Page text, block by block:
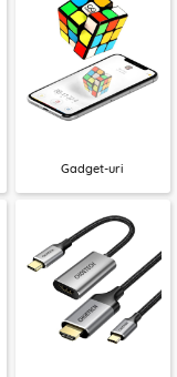
Gadget-uri